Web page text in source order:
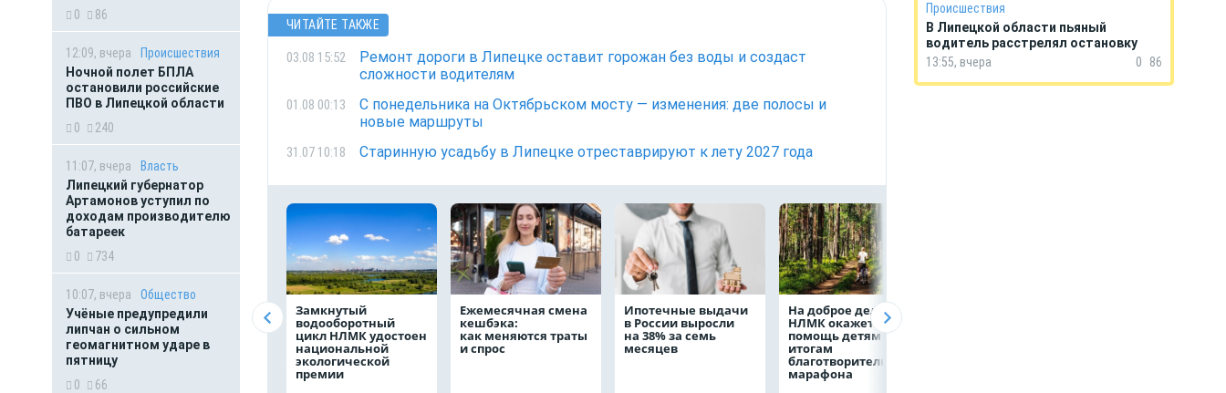
0
86
12:09, вчера
Происшествия
Ночной полет БПЛА
остановили российские
ПВО в Липецкой области
0
240
11:07, вчера
Власть
Липецкий губернатор
Артамонов уступил по
доходам производителю
батареек
0
734
10:07, вчера
Общество
Учёные предупредили
липчан о сильном
геомагнитном ударе в
пятницу
0
66
ЧИТАЙТЕ ТАКЖЕ
03.08 15:52
Ремонт дороги в Липецке оставит горожан без воды и создаст
сложности водителям
01.08 00:13
С понедельника на Октябрьском мосту — изменения: две полосы и
новые маршруты
31.07 10:18 Старинную усадьбу в Липецке отреставрируют к лету 2027 года
Замкнутый
водооборотный
цикл НЛМК удостоен
национальной
экологической
премии
Ежемесячная смена
кешбэка:
как меняются траты
и спрос
Ипотечные выдачи
в России выросли
на 38% за семь
месяцев
На доброе дело:
НЛМК окажет
помощь детям по
итогам
благотворительного
марафона
Происшествия
В Липецкой области пьяный
водитель расстрелял остановку
13:55, вчера
0 86